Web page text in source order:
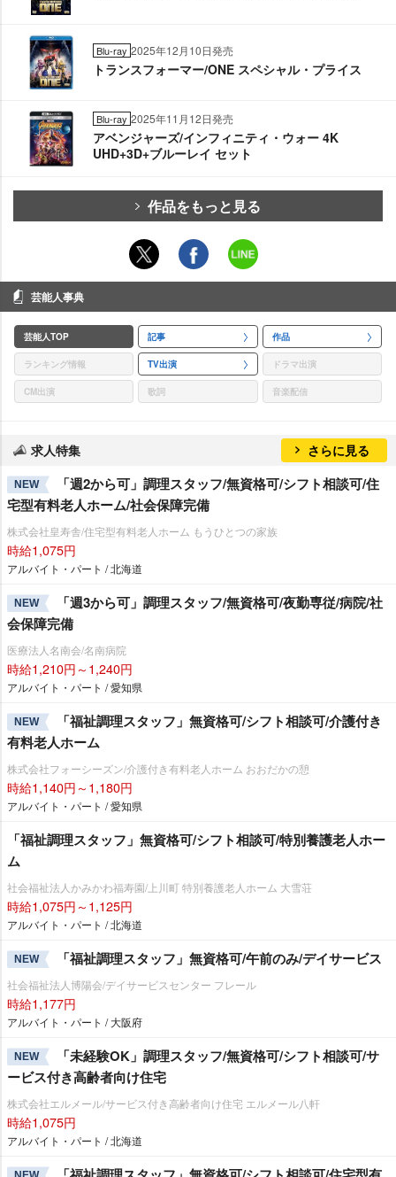
Blu-ray 2025年12月10日発売
トランスフォーマー/ONE スペシャル・プライス
Blu-ray 2025年11月12日発売
アベンジャーズ/インフィニティ・ウォー 4K
UHD+3D+ブルーレイ セット
作品をもっと見る
芸能人事典
芸能人TOP 記事 作品
ランキング情報 TV出演 ドラマ出演
CM出演 歌詞 音楽配信
求人特集 さらに見る
NEW
「週2から可」調理スタッフ/無資格可/シフト相談可/住
宅型有料老人ホーム/社会保障完備
株式会社皇寿舎/住宅型有料老人ホーム もうひとつの家族
時給1,075円
アルバイト・パート / 北海道
NEW
「週3から可」調理スタッフ/無資格可/夜勤専従/病院/社
会保障完備
医療法人名南会/名南病院
時給1,210円～1,240円
アルバイト・パート / 愛知県
NEW
「福祉調理スタッフ」無資格可/シフト相談可/介護付き
有料老人ホーム
株式会社フォーシーズン/介護付き有料老人ホーム おおだかの憩
時給1,140円～1,180円
アルバイト・パート / 愛知県
「福祉調理スタッフ」無資格可/シフト相談可/特別養護老人ホー
ム
社会福祉法人かみかわ福寿園/上川町 特別養護老人ホーム 大雪荘
時給1,075円～1,125円
アルバイト・パート / 北海道
NEW 「福祉調理スタッフ」無資格可/午前のみ/デイサービス
社会福祉法人博陽会/デイサービスセンター フレール
時給1,177円
アルバイト・パート / 大阪府
NEW
「未経験OK」調理スタッフ/無資格可/シフト相談可/サ
ービス付き高齢者向け住宅
株式会社エルメール/サービス付き高齢者向け住宅 エルメール八軒
時給1,075円
アルバイト・パート / 北海道